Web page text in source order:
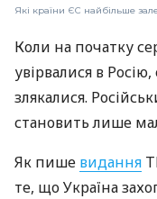
Які країни ЄС найбільше
Коли на початку
увірвалися в
злякалися.
становить лише
Як пише видання
те, що Україна